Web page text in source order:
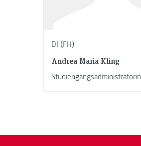
DI (FH)
Andrea Maria Kling
Studiengangsadministratorin